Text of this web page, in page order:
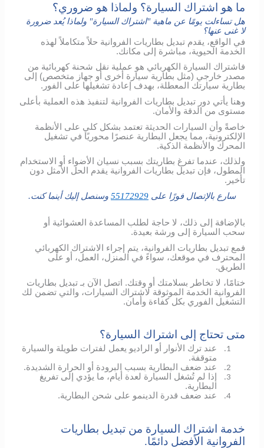
ما هو اشتراك السيارة؟ ولماذا هو ضروري؟
هل تساءلت يومًا عن ماهية "اشتراك السيارة" ولماذا يُعد ضرورة
لا غنى عنها؟
في الواقع، يقدم تبديل بطاريات الفروانية حلاً متكاملاً لهذه
الخدمة الحيوية، مباشرة إلى مكانك.
فاشتراك السيارة الكهربائي هو عملية نقل شحنة كهربائية من
مصدر خارجي (مثل بطارية سيارة أخرى أو جهاز متخصص) إلى
بطارية سيارتك المعطلة، بهدف إعادة تشغيلها على الفور.
وهنا يأتي دور تبديل بطاريات الفروانية لتنفيذ هذه العملية بأعلى
مستوى من الدقة والأمان.
خاصةً وأن السيارات الحديثة تعتمد بشكل كلي على الأنظمة
الإلكترونية، مما يجعل البطارية عنصرًا محوريًا في تشغيل
المحرك والأنظمة الذكية.
ولذلك، عندما تفرغ بطاريتك بسبب نسيان الأضواء أو الاستخدام
المطول، فإن تبديل بطاريات الفروانية يقدم الحل الأمثل دون
تأخير.
سارع بالإتصال فورًا على 55172929 وسنصل إليك أينما كنت.
بالإضافة إلى ذلك، لا حاجة لطلب المساعدة العشوائية أو
سحب السيارة إلى ورشة بعيدة.
فمع تبديل بطاريات الفروانية، يتم إجراء الاشتراك الكهربائي
المحترف في موقعك، سواءً في المنزل، العمل، أو على
الطريق.
ختامًا، لا تخاطر بسلامتك أو وقتك. اتصل الآن بـ تبديل بطاريات
الفروانية الخدمة الموثوقة لاشتراك السيارات، والتي تضمن لك
التشغيل الفوري بكل كفاءة وأمان.
متى تحتاج إلى اشتراك السيارة؟
1.
عند ترك الأنوار أو الراديو يعمل لفترات طويلة والسيارة
متوقفة.
2. عند ضعف البطارية بسبب البرودة أو الحرارة الشديدة.
3.
إذا لم تُشغل السيارة لعدة أيام، ما يؤدي إلى تفريغ
البطارية.
4. عند ضعف قدرة الدينمو على شحن البطارية.
خدمة اشتراك السيارة من تبديل بطاريات
الفروانية الأفضل دائمًا.